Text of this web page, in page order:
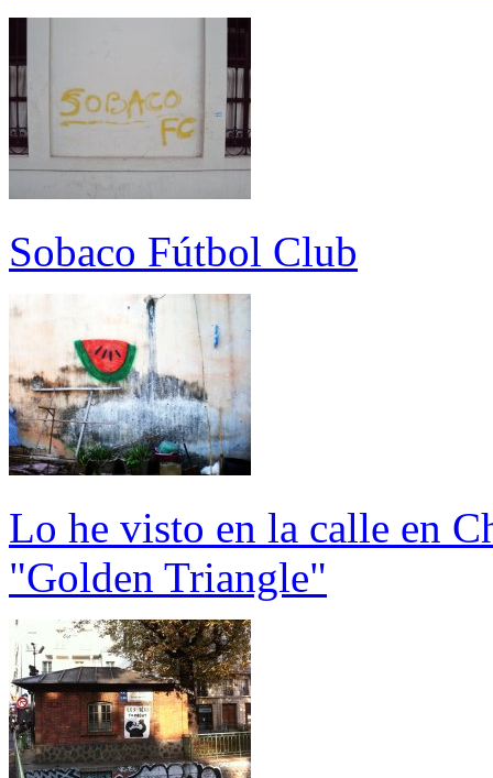
Sobaco Fútbol Club
Lo he visto en la calle en
"Golden Triangle"